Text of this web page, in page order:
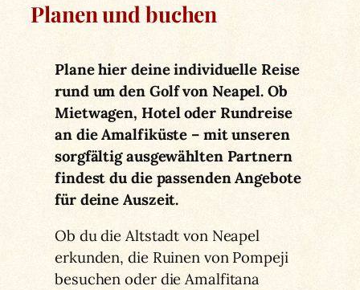
Planen und buchen
Plane hier deine individuelle Reise
rund um den Golf von Neapel. Ob
Mietwagen, Hotel oder Rundreise
an die Amalfiküste – mit unseren
sorgfältig ausgewählten Partnern
findest du die passenden Angebote
für deine Auszeit.
Ob du die Altstadt von Neapel
erkunden, die Ruinen von Pompeji
besuchen oder die Amalfitana